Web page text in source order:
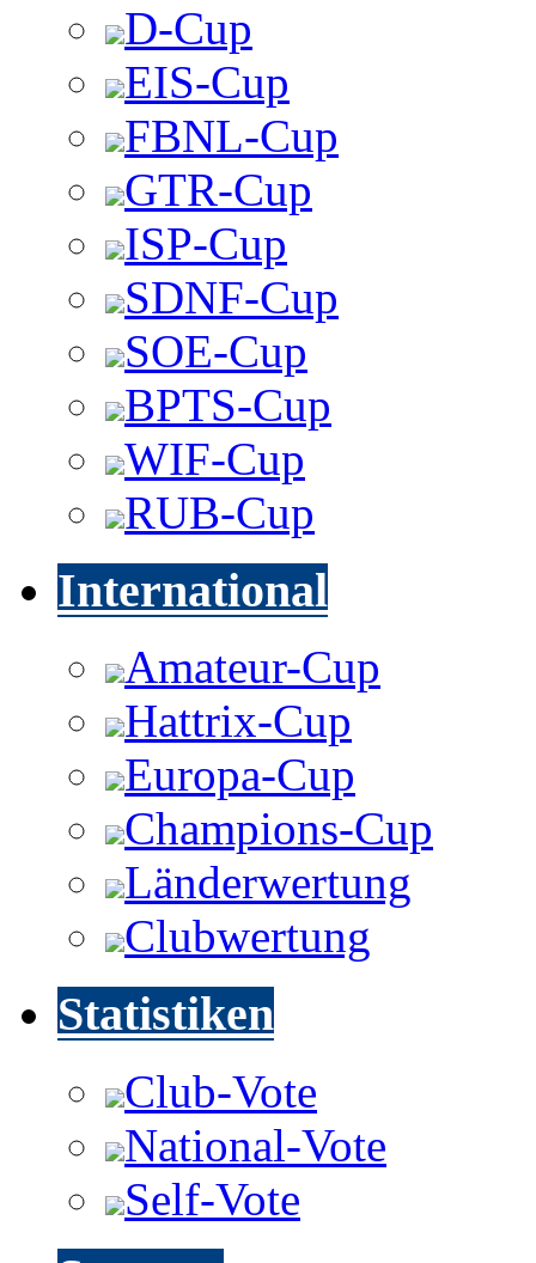
D-Cup
EIS-Cup
FBNL-Cup
GTR-Cup
ISP-Cup
SDNF-Cup
SOE-Cup
BPTS-Cup
WIF-Cup
RUB-Cup
International
Amateur-Cup
Hattrix-Cup
Europa-Cup
Champions-Cup
Länderwertung
Clubwertung
Statistiken
Club-Vote
National-Vote
Self-Vote